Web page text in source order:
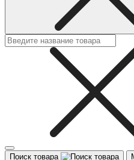
Поиск товара